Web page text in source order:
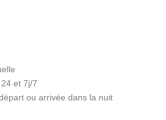
et 7j/7
ou arrivée dans la nuit